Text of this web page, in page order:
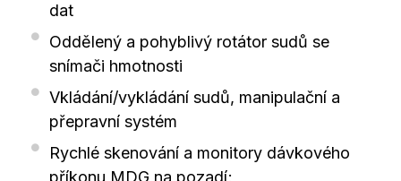
dat
Oddělený a pohyblivý rotátor sudů se
snímači hmotnosti
Vkládání/vykládání sudů, manipulační a
přepravní systém
Rychlé skenování a monitory dávkového
příkonu MDG na pozadí;